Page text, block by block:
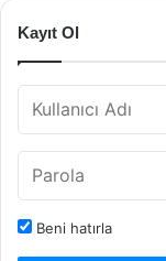
Kayıt Ol
Beni hatırla